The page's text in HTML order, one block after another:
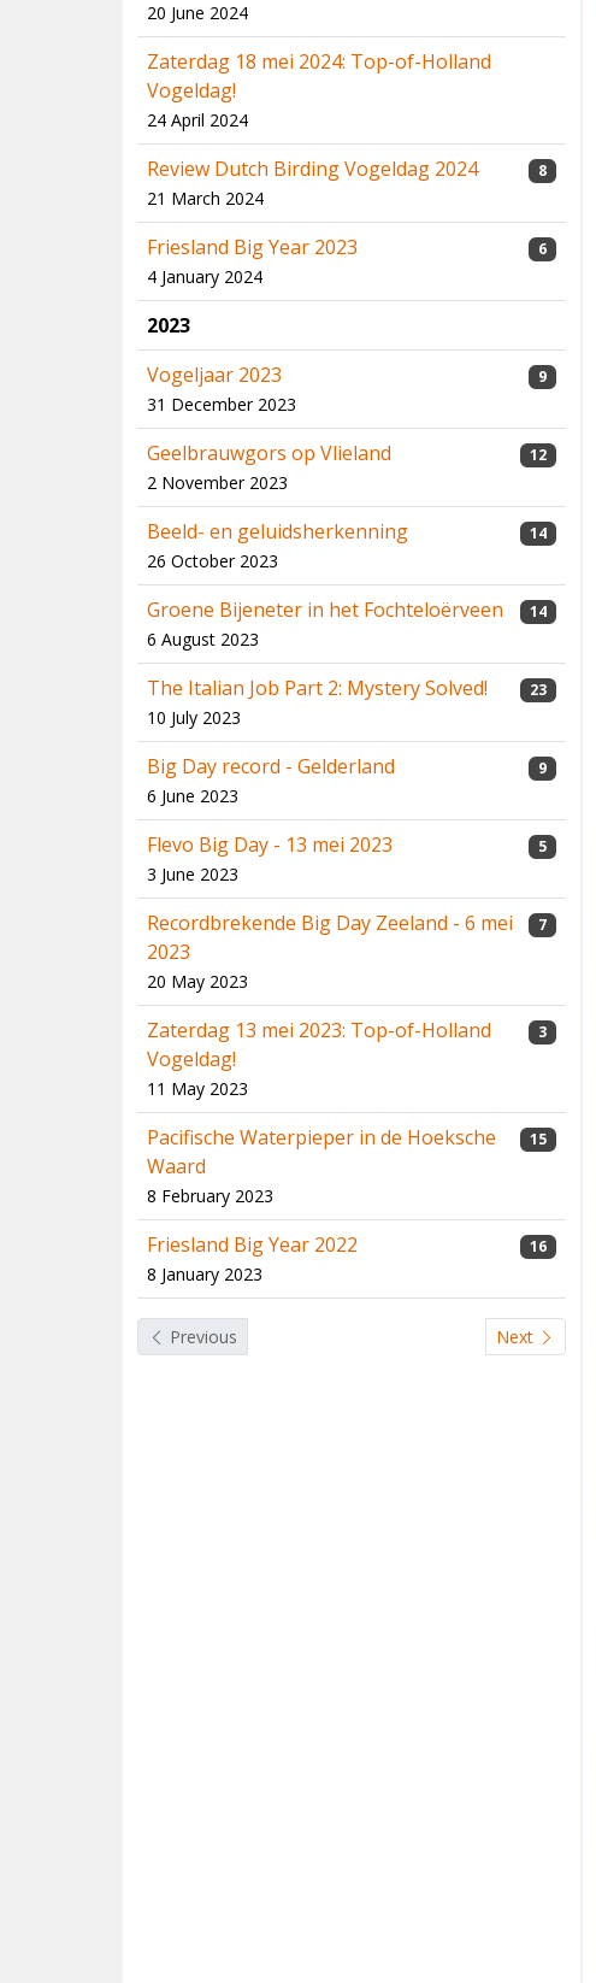
20 June 2024
Zaterdag 18 mei 2024: Top-of-Holland
Vogeldag!
24 April 2024
Review Dutch Birding Vogeldag 2024
21 March 2024
8
Friesland Big Year 2023
4 January 2024
6
2023
Vogeljaar 2023
31 December 2023
9
Geelbrauwgors op Vlieland
2 November 2023
12
Beeld- en geluidsherkenning
26 October 2023
14
Groene Bijeneter in het Fochteloërveen
6 August 2023
14
The Italian Job Part 2: Mystery Solved!
10 July 2023
23
Big Day record - Gelderland
6 June 2023
9
Flevo Big Day - 13 mei 2023
3 June 2023
5
Recordbrekende Big Day Zeeland - 6 mei
2023
20 May 2023
7
Zaterdag 13 mei 2023: Top-of-Holland
Vogeldag!
11 May 2023
3
Pacifische Waterpieper in de Hoeksche
Waard
8 February 2023
15
Friesland Big Year 2022
8 January 2023
16
Previous Next